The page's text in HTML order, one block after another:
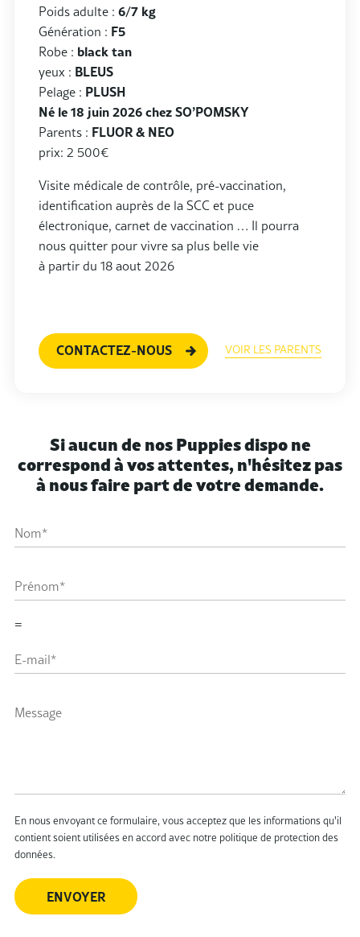
Poids adulte : 6/7 kg
Génération : F5
Robe : black tan
yeux : BLEUS
Pelage : PLUSH
Né le 18 juin 2026 chez SO’POMSKY
Parents : FLUOR & NEO
prix: 2 500€
Visite médicale de contrôle, pré-vaccination,
identification auprès de la SCC et puce
électronique, carnet de vaccination … Il pourra
nous quitter pour vivre sa plus belle vie
à partir du 18 aout 2026
CONTACTEZ-NOUS VOIR LES PARENTS
Si aucun de nos Puppies dispo ne
correspond à vos attentes, n'hésitez pas
à nous faire part de votre demande.
=
En nous envoyant ce formulaire, vous acceptez que les informations qu'il
contient soient utilisées en accord avec notre politique de protection des
données.
Alternative: